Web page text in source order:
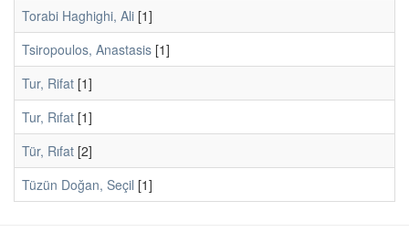
Torabi Haghighi, Ali [1]
Tsiropoulos, Anastasis [1]
Tur, Rifat [1]
Tur, Rıfat [1]
Tür, Rıfat [2]
Tüzün Doğan, Seçil [1]